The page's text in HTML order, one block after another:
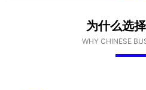
为什么选
WHY CHINESE